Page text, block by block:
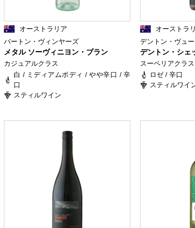
オーストラリア
バートン・ヴィンヤーズ
メタル ソーヴィニヨン・ブラン
カジュアルクラス
白 / ミディアムボディ / やや辛口 / 辛
口
スティルワイン
オーストラ
デントン・ヴュ
デントン・シェ
スーペリアクラス
ロゼ / 辛口
スティルワイ